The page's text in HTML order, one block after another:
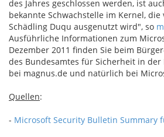
des Jahres geschlossen werden, ist
bekannte Schwachstelle im Kernel, die
Schädling Duqu ausgenutzt wird", so
Ausführliche Informationen zum
Dezember 2011 finden Sie beim
des Bundesamtes für Sicherheit in
bei magnus.de und natürlich bei
Quellen:
- Microsoft Security Bulletin Summary